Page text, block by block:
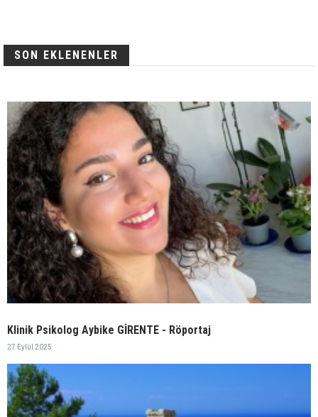
SON EKLENENLER
Klinik Psikolog Aybike GİRENTE - Röportaj
27 Eylül 2025